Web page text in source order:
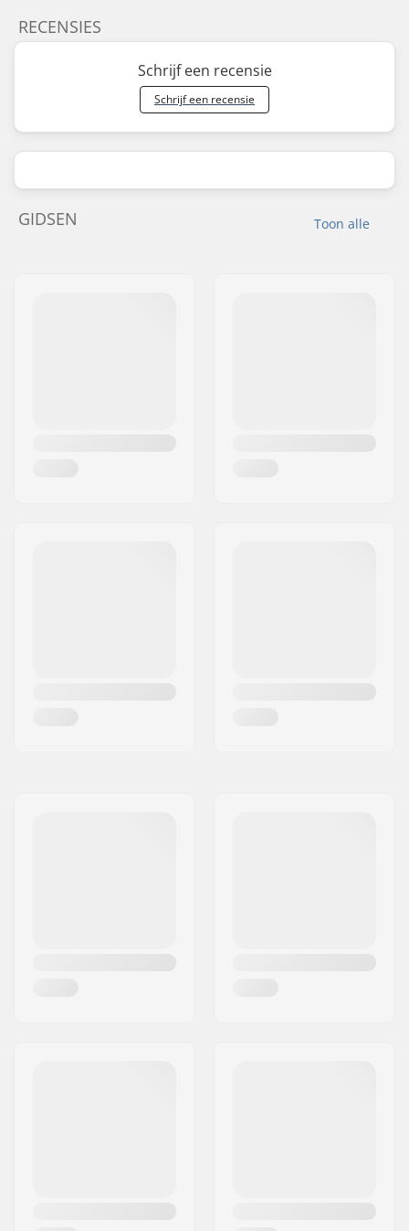
RECENSIES
Schrijf een recensie
Schrijf een recensie
Toon alle
GIDSEN